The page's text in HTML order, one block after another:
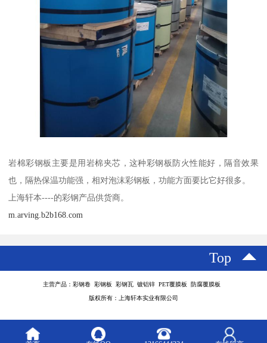
岩棉彩钢板主要是用岩棉夹芯，这种彩钢板防火性能好，隔音效果
也，隔热保温功能强，相对泡沫彩钢板，功能方面要比它好很多。
上海轩本----的彩钢产品供货商。
m.arving.b2b168.com
Top
主营产品：彩钢卷 彩钢板 彩钢瓦 镀铝锌 PET覆膜板 防腐覆膜板
版权所有：上海轩本实业有限公司